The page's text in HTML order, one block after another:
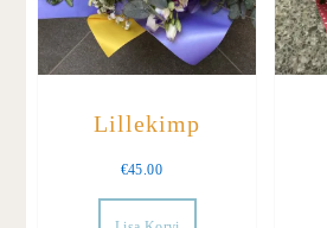
Lillekimp
€45.00